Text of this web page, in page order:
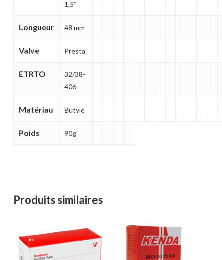
1,5″
Longueur 48 mm
Valve Presta
ETRTO
32/38-
406
Matériau Butyle
Poids 90g
Produits similaires